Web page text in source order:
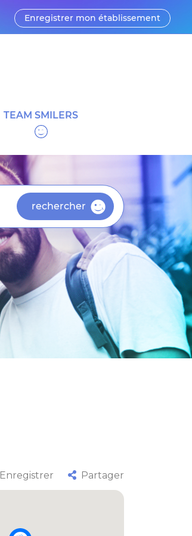
Enregistrer mon établissement
TEAM SMILERS
Enregistrer Partager